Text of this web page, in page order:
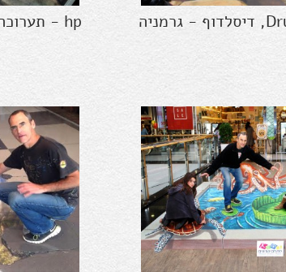
hp - תערוכה Drupa, דיסלדוף - גרמניה